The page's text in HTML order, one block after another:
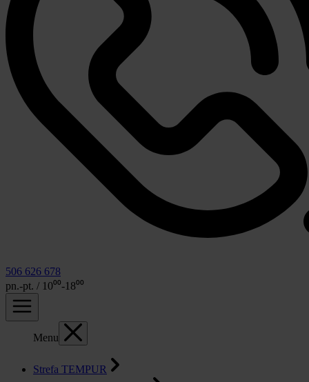
506 626 678
pn.-pt. / 10⁰⁰-18⁰⁰
Menu
Strefa TEMPUR